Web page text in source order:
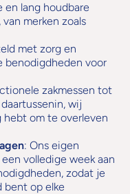
en lang houdbare
merken zoals
met zorg en
benodigdheden voor
zakmessen tot
wij
hebt om te overleven
: Ons eigen
volledige week aan
zodat je
bent op elke